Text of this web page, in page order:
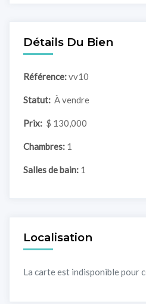
Détails Du Bien
Référence: vv10
Statut: À vendre
Prix: $ 130,000
Chambres: 1
Salles de bain: 1
Localisation
La carte est indisponible pour